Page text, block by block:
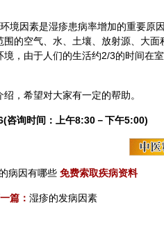
境因素是湿疹患病率增加的重要原
的空气、水、土壤、放射源、大
，由于人们的生活约2/3的时间在
，希望对大家有一定的帮助。
咨询时间：上午8:30－下午5:00)
病因有哪些 免费索取疾病资料
篇： 湿疹的发病因素